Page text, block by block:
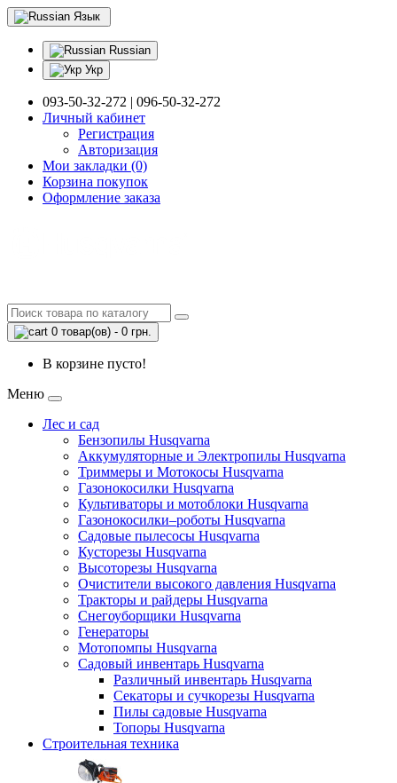
Язык
Russian
Укр
093-50-32-272 | 096-50-32-272
Личный кабинет
Регистрация
Авторизация
Мои закладки (0)
Корзина покупок
Оформление заказа
0 товар(ов) - 0 грн.
В корзине пусто!
Меню
Лес и сад
Бензопилы Husqvarna
Аккумуляторные и Электропилы Нusqvarna
Триммеры и Мотокосы Нusqvarna
Газонокосилки Husqvarna
Культиваторы и мотоблоки Husqvarna
Газонокосилки–роботы Husqvarna
Садовые пылесосы Husqvarna
Кусторезы Husqvarna
Высоторезы Husqvarna
Очистители высокого давления Husqvarna
Тракторы и райдеры Husqvarna
Снегоуборщики Husqvarna
Генераторы
Мотопомпы Husqvarna
Садовый инвентарь Husqvarna
Различный инвентарь Husqvarna
Секаторы и сучкорезы Husqvarna
Пилы садовые Husqvarna
Топоры Husqvarna
Строительная техника